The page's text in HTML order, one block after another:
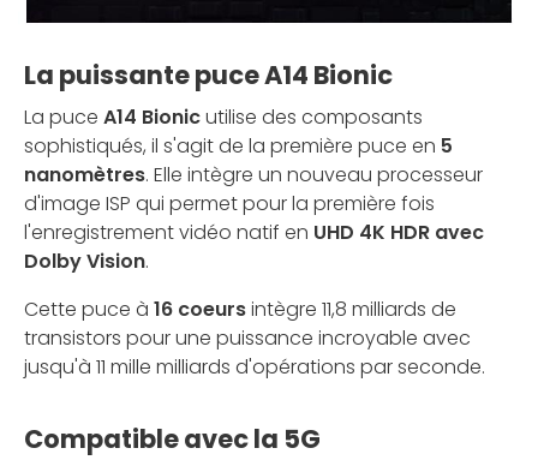
La puissante puce A14 Bionic
La puce A14 Bionicutilise des composants
sophistiqués, il s'agit de la première puce en 5
nanomètres. Elle intègre un nouveau processeur
d'image ISP qui permet pour la première fois
l'enregistrement vidéo natif en UHD 4K HDR avec
Dolby Vision.
Cette puce à 16 coeursintègre 11,8 milliards de
transistors pour une puissance incroyable avec
jusqu'à 11 mille milliards d'opérations par seconde.
Compatible avec la 5G